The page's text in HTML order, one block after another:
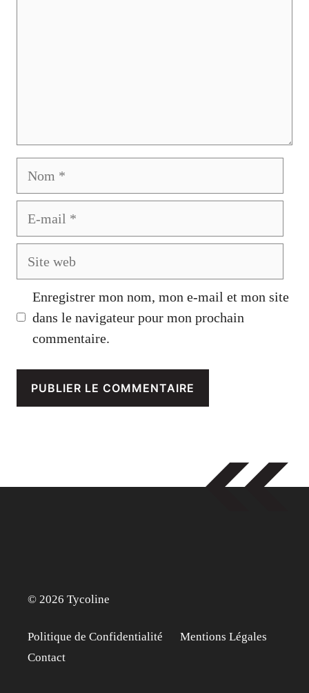
Enregistrer mon nom, mon e-mail et mon site
dans le navigateur pour mon prochain
commentaire.
© 2026 Tycoline
Politique de Confidentialité
Mentions Légales
Contact